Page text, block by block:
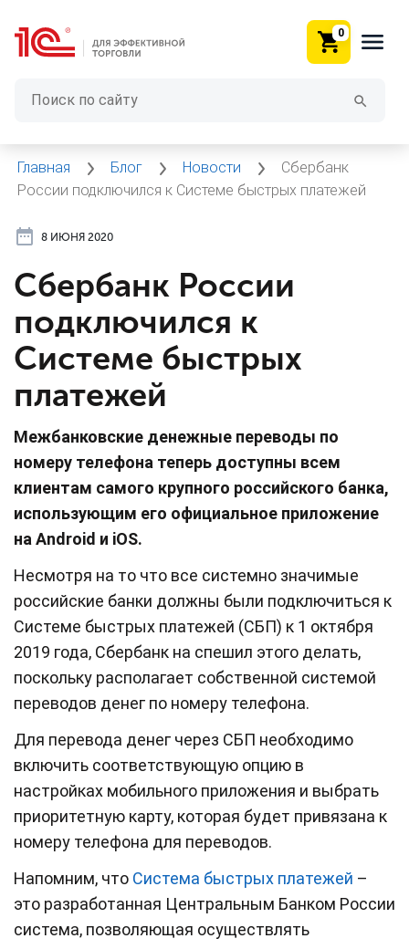
0
Главная Блог Новости
Сбербанк
России подключился к Системе быстрых платежей
8 ИЮНЯ 2020
Сбербанк России
подключился к
Системе быстрых
платежей
Межбанковские денежные переводы по
номеру телефона теперь доступны всем
клиентам самого крупного российского банка,
использующим его официальное приложение
на Android и iOS.
Несмотря на то что все системно значимые
российские банки должны были подключиться к
Системе быстрых платежей (СБП) к 1 октября
2019 года, Сбербанк на спешил этого делать,
поскольку располагает собственной системой
переводов денег по номеру телефона.
Для перевода денег через СБП необходимо
включить соответствующую опцию в
настройках мобильного приложения и выбрать
приоритетную карту, которая будет привязана к
номеру телефона для переводов.
Напомним, что Система быстрых платежей –
это разработанная Центральным Банком России
система, позволяющая осуществлять